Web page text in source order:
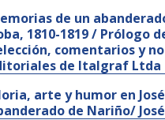
de un
1810-1819 / Prólogo
comentarios y
de Italgraf Ltda
arte y humor en
de Nariño/